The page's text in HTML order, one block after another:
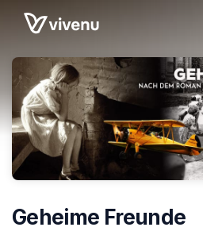
Skip header
Geheime Freunde